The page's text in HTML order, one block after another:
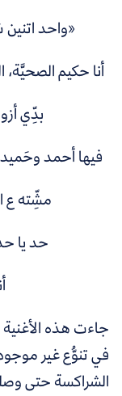
«واحد
أنا حكيم الصحيَّة،
بدِّي
فيها أحمد
مشِّته ع
حد يا حد
جاءت هذه
في تنوُّع غير
الشراكسة حتى